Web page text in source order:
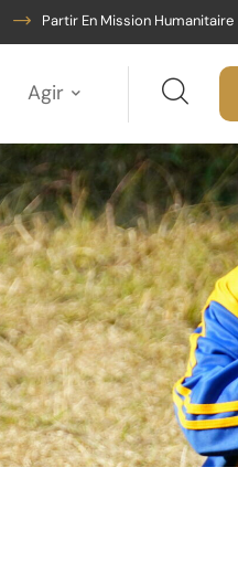
Partir En Mission Humanitaire
Agir